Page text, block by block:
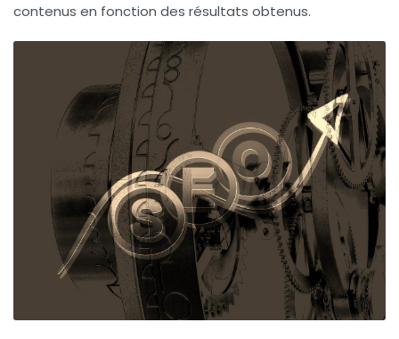
contenus en fonction des résultats obtenus.